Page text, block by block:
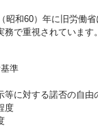
昭和60）年に旧労働
で重視されています。
準
に対する諾否の自由
度